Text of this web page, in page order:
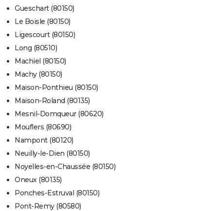
Gueschart (80150)
Le Boisle (80150)
Ligescourt (80150)
Long (80510)
Machiel (80150)
Machy (80150)
Maison-Ponthieu (80150)
Maison-Roland (80135)
Mesnil-Domqueur (80620)
Mouflers (80690)
Nampont (80120)
Neuilly-le-Dien (80150)
Noyelles-en-Chaussée (80150)
Oneux (80135)
Ponches-Estruval (80150)
Pont-Remy (80580)